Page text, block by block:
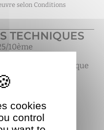
selon Conditions
TECHNIQUES
10ème
serrure avec plaque
diamètre 16mm
du vantail :
mm
mm
cookies
control